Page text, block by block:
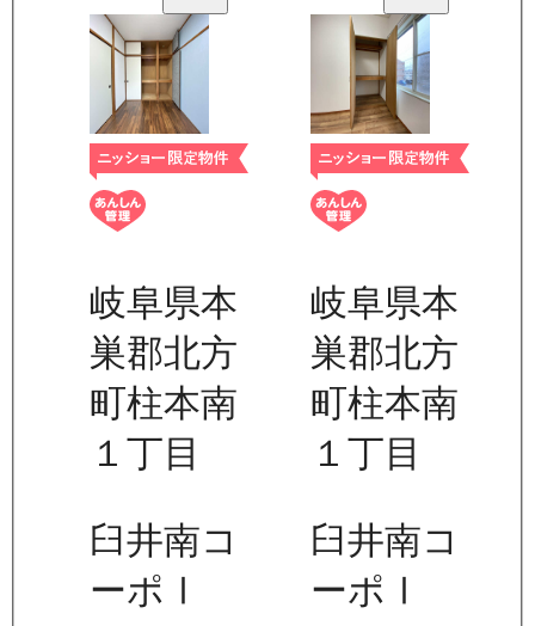
岐阜県本
巣郡北方
町柱本南
１丁目
臼井南コ
ーポⅠ
岐阜県本
巣郡北方
町柱本南
１丁目
臼井南コ
ーポⅠ